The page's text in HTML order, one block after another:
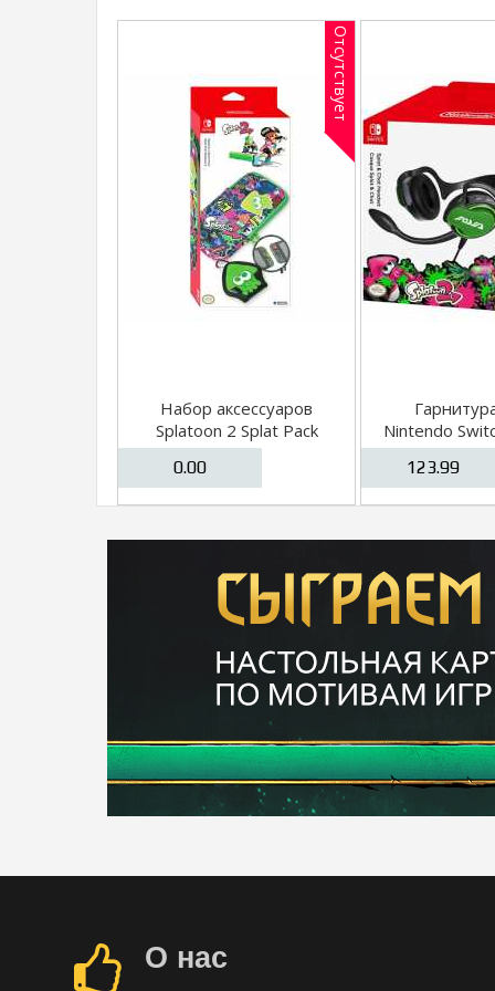
Отсутствует
Набор аксессуаров
Splatoon 2 Splat Pack
[Switch]
0.00
Nintendo
2 Splat &
123.99
О нас